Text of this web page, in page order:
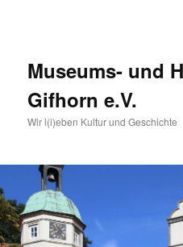
Museums- und
Gifhorn e.V.
Wir l(i)eben Kultur und Geschichte